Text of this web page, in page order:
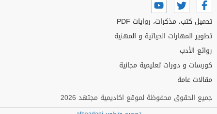
تحميل كتب، مذكرات، روايات PDF
تطوير المهارات الحياتية و المهنية
روائع الأدب
كورسات و دورات تعليمية مجانية
مقالات عامة
جميع الحقوق محفوظة لموقع اكاديمية مجتهد 2026